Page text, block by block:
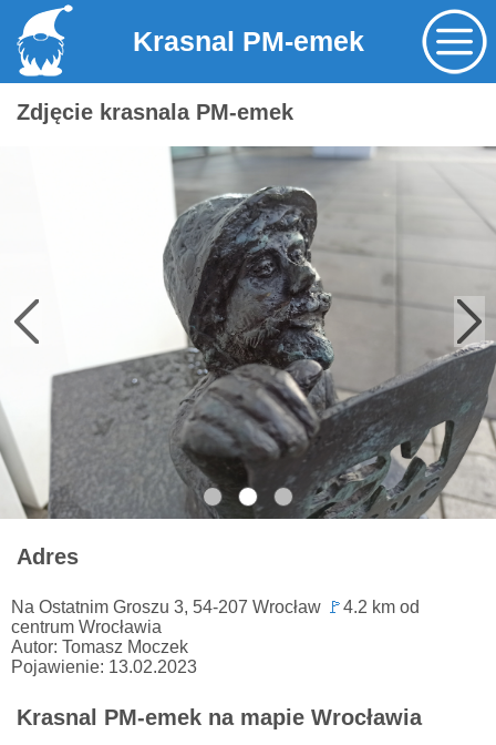
Krasnal PM-emek
Zdjęcie krasnala PM-emek
Adres
Na Ostatnim Groszu 3, 54-207 Wrocław 🚩4.2 km od
centrum Wrocławia
Autor: Tomasz Moczek
Pojawienie: 13.02.2023
Krasnal PM-emek na mapie Wrocławia